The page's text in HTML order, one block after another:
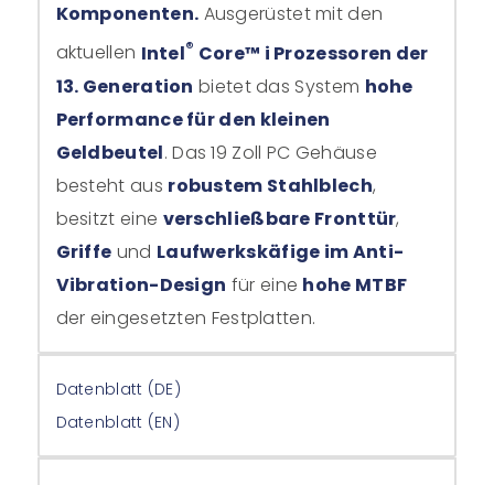
Komponenten. Ausgerüstet mit den
aktuellen Intel® Core™ i Prozessoren der
13. Generation bietet das System hohe
Performance für den kleinen
Geldbeutel. Das 19 Zoll PC Gehäuse
besteht aus robustem Stahlblech,
besitzt eine verschließbare Fronttür,
Griffe und Laufwerkskäfige im Anti-
Vibration-Design für eine hohe MTBF
der eingesetzten Festplatten.
Datenblatt (DE)
Datenblatt (EN)